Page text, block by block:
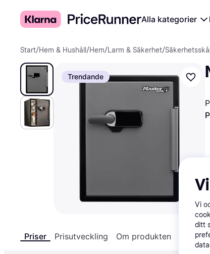
Alla kategorier
Start/Hem & Hushåll /Hem/Larm & Säkerhet/
Trendande
Priser Prisutveckling Om produkten
Vi
ditt